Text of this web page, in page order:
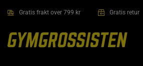
Gratis frakt over 799 kr Gratis retur